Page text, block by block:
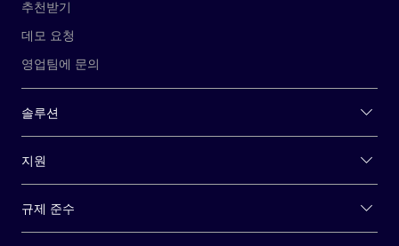
추천받기
데모 요청
영업팀에 문의
솔루션
지원
규제 준수